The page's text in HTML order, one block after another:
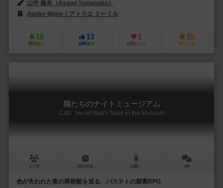
山中 麻未（Asami Yamanaka）
Atelier Mimir｜アトリエ ミーミル
15
興味あり
13
経験あり
1
お気に入り
25
持ってる
猫たちのナイトミュージアム
Cats’ Secret Night Tales in the Museum
1人用 30分前後 12歳～ 0件
色が失われた夜の美術館を巡る、バステトの探索RPG